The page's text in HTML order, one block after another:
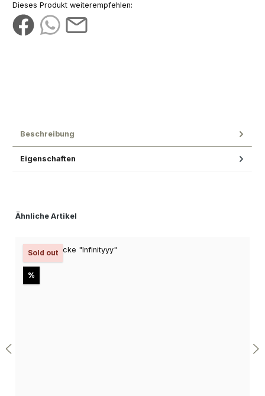
Dieses Produkt weiterempfehlen:
Beschreibung
Eigenschaften
Produktgalerie überspringen
Ähnliche Artikel
Sold out
%Rabatt